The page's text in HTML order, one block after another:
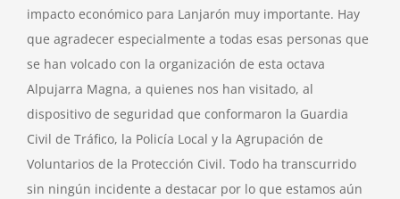
impacto económico para Lanjarón muy importante. Hay
que agradecer especialmente a todas esas personas que
se han volcado con la organización de esta octava
Alpujarra Magna, a quienes nos han visitado, al
dispositivo de seguridad que conformaron la Guardia
Civil de Tráfico, la Policía Local y la Agrupación de
Voluntarios de la Protección Civil. Todo ha transcurrido
sin ningún incidente a destacar por lo que estamos aún